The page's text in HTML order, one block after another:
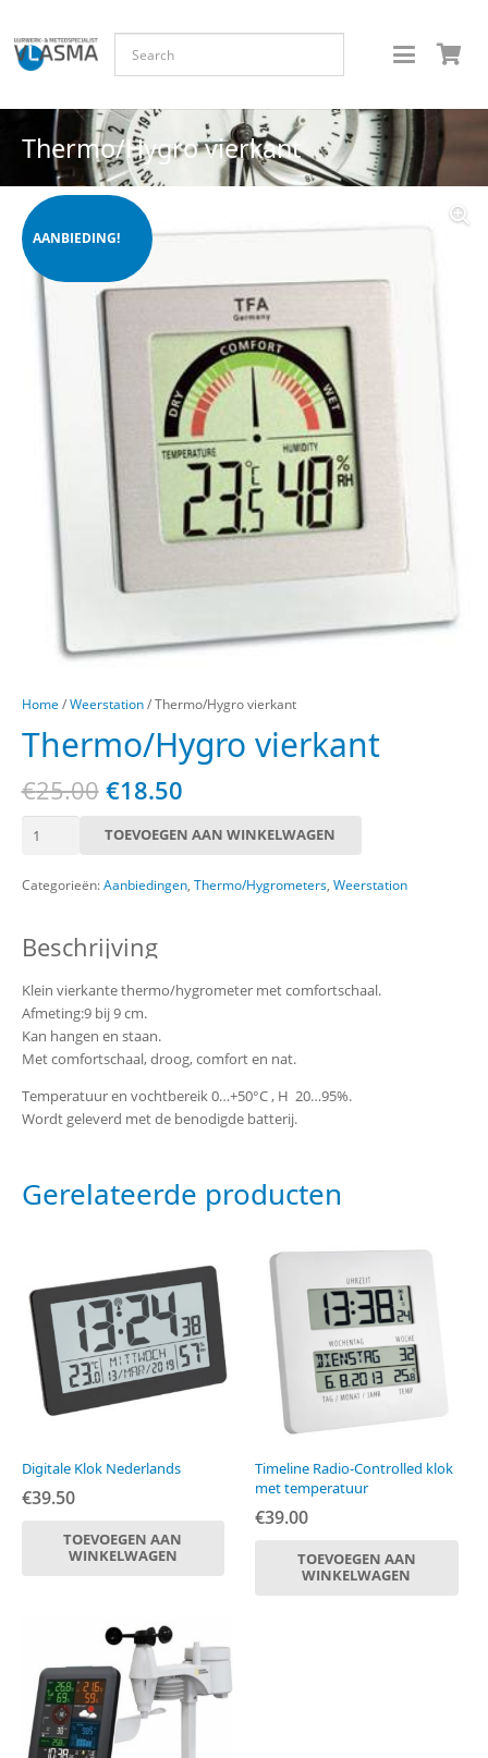
Thermo/Hygro vierkant
AANBIEDING!
Home /Weerstation/ Thermo/Hygro vierkant
Thermo/Hygro vierkant
€25.00 Oorspronkelijke
was:
€18.50Huidige
is:
Thermo/HygroTOEVOEGEN AAN WINKELWAGEN
Categorieën:Aanbiedingen, Thermo/Hygrometers, Weerstation
Beschrijving
Klein vierkante thermo/hygrometer met comfortschaal.
Afmeting:9 bij 9 cm.
Kan hangen en staan.
Met comfortschaal, droog, comfort en nat.
Temperatuur en vochtbereik 0…+50°C , H 20…95%.
Wordt geleverd met de benodigde batterij.
Gerelateerde producten
Digitale Klok Nederlands
€39.50
TOEVOEGEN AAN
WINKELWAGEN
Timeline Radio-Controlled klok
met temperatuur
€39.00
TOEVOEGEN AAN
WINKELWAGEN